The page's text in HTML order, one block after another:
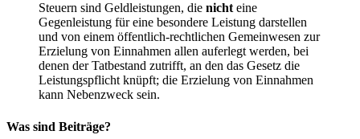
Steuern sind Geldleistungen, die nichteine
Gegenleistung für eine besondere Leistung darstellen
und von einem öffentlich-rechtlichen Gemeinwesen zur
Erzielung von Einnahmen allen auferlegt werden, bei
denen der Tatbestand zutrifft, an den das Gesetz die
Leistungspflicht knüpft; die Erzielung von Einnahmen
kann Nebenzweck sein.
Was sind Beiträge?